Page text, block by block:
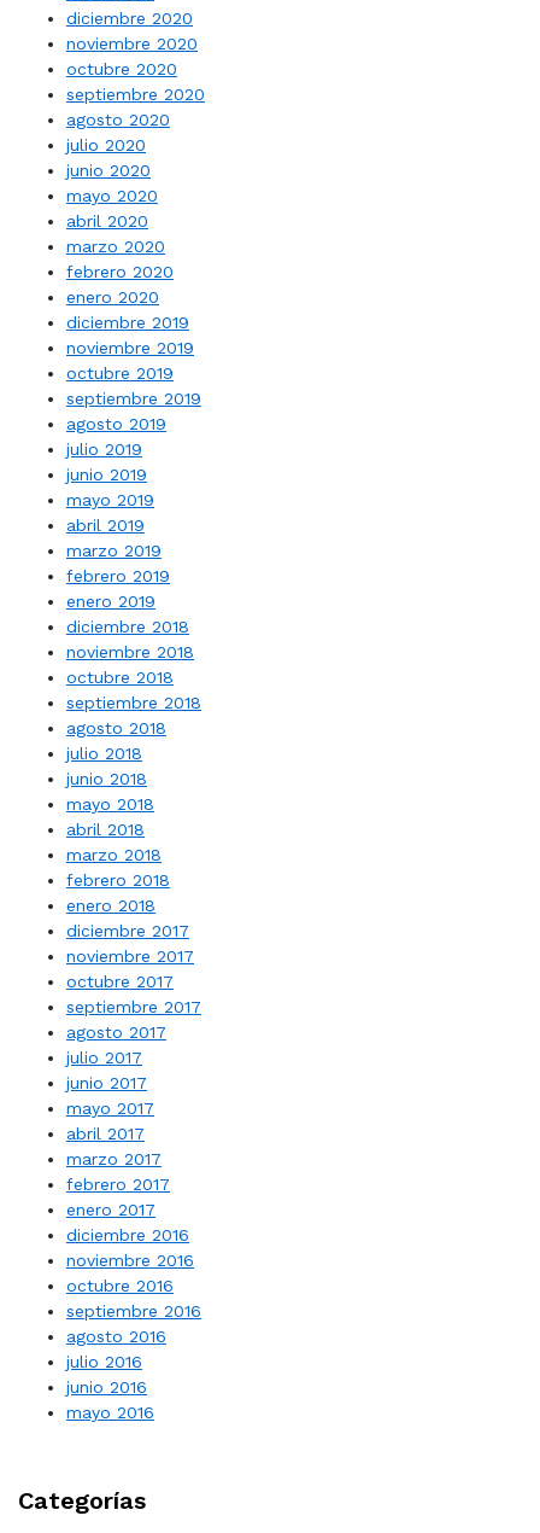
diciembre 2020
noviembre 2020
octubre 2020
septiembre 2020
agosto 2020
julio 2020
junio 2020
mayo 2020
abril 2020
marzo 2020
febrero 2020
enero 2020
diciembre 2019
noviembre 2019
octubre 2019
septiembre 2019
agosto 2019
julio 2019
junio 2019
mayo 2019
abril 2019
marzo 2019
febrero 2019
enero 2019
diciembre 2018
noviembre 2018
octubre 2018
septiembre 2018
agosto 2018
julio 2018
junio 2018
mayo 2018
abril 2018
marzo 2018
febrero 2018
enero 2018
diciembre 2017
noviembre 2017
octubre 2017
septiembre 2017
agosto 2017
julio 2017
junio 2017
mayo 2017
abril 2017
marzo 2017
febrero 2017
enero 2017
diciembre 2016
noviembre 2016
octubre 2016
septiembre 2016
agosto 2016
julio 2016
junio 2016
mayo 2016
Categorías